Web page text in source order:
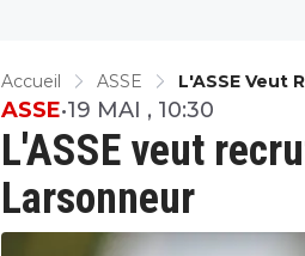
Accueil ASSE L'ASSE Veut
L'ASSE veut
Larsonneur
ASSE•19 MAI , 10:30